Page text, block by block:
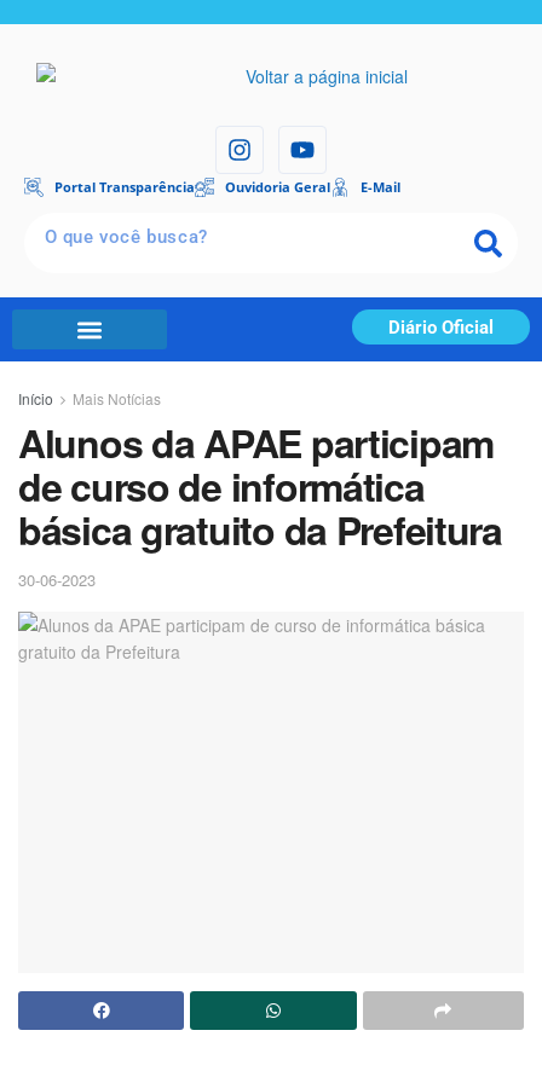
Portal Transparência Ouvidoria Geral E-Mail
Diário Oficial
Início Mais Notícias
Alunos da APAE participam
de curso de informática
básica gratuito da Prefeitura
30-06-2023